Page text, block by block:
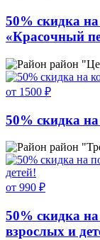
50% скидка
«Красочный
район
от 1500 ₽
50% скидка
район
от 990 ₽
50% скидка
взрослых и